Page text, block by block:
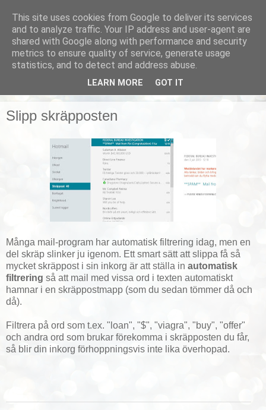
Smarta vardagstips
Husmorstips, tricks och knep, smarta lösningar!
Slipp skräpposten
Många mail-program har automatisk filtrering idag, men en
del skräp slinker ju igenom. Ett smart sätt att slippa få så
mycket skräppost i sin inkorg är att ställa in automatisk
filtrering så att mail med vissa ord i texten automatiskt
hamnar i en skräppostmapp (som du sedan tömmer då och
då).
Filtrera på ord som t.ex. "loan", "$", "viagra", "buy", "offer"
och andra ord som brukar förekomma i skräpposten du får,
så blir din inkorg förhoppningsvis inte lika överhopad.
This site uses cookies from Google to deliver its services
and to analyze traffic. Your IP address and user-agent are
shared with Google along with performance and security
metrics to ensure quality of service, generate usage
statistics, and to detect and address abuse.
LEARN MORE GOT IT